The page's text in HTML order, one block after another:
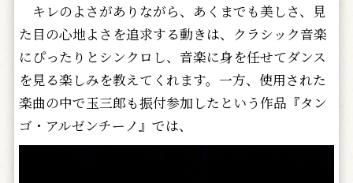
キレのよさがありながら、あくまでも美しさ、見
た目の心地よさを追求する動きは、クラシック音楽
にぴったりとシンクロし、音楽に身を任せてダンス
を見る楽しみを教えてくれます。一方、使用された
楽曲の中で玉三郎も振付参加したという作品『タン
ゴ・アルゼンチーノ』では、